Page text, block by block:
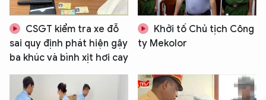
CSGT kiểm tra xe đỗ
sai quy định phát hiện gậy
ba khúc và bình xịt hơi cay
Khởi tố Chủ tịch Công
ty Mekolor